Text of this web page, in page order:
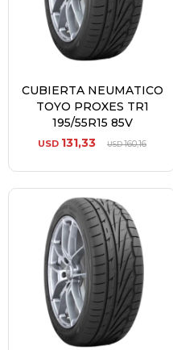
CUBIERTA NEUMATICO
TOYO PROXES TR1
195/55R15 85V
USD 131,33 USD160,16